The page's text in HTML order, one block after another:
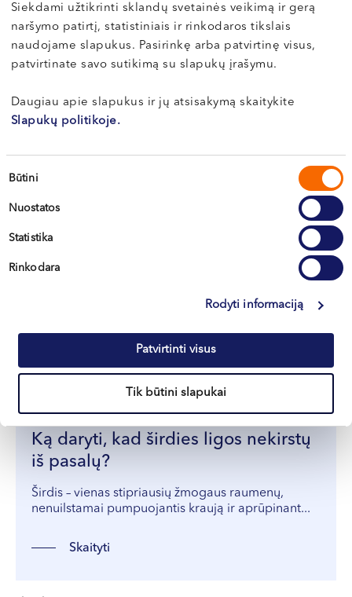
Siekdami užtikrinti sklandų svetainės veikimą ir gerą
naršymo patirtį, statistiniais ir rinkodaros tikslais
naudojame slapukus. Pasirinkę arba patvirtinę visus,
patvirtinate savo sutikimą su slapukų įrašymu.
Daugiau apie slapukus ir jų atsisakymą skaitykite
Slapukų politikoje.
Sutikimo
Būtini
Nuostatos
Statistika
Rinkodara
Rodyti informaciją
Patvirtinti visus
Tik būtini slapukai
Klaipėda, Naujoji Uosto g. 9
E-registracija Apie gydytoją
Klaipėda, Naujoji Uosto g. 9
Apie gydytoją
Apie sveikatą
Ką daryti, kad širdies ligos nekirstų
iš pasalų?
Širdis – vienas stipriausių žmogaus raumenų,
nenuilstamai pumpuojantis kraują ir aprūpinant...
Skaityti